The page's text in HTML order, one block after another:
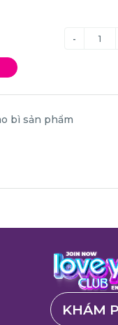
bì sản phẩm
KHÁM